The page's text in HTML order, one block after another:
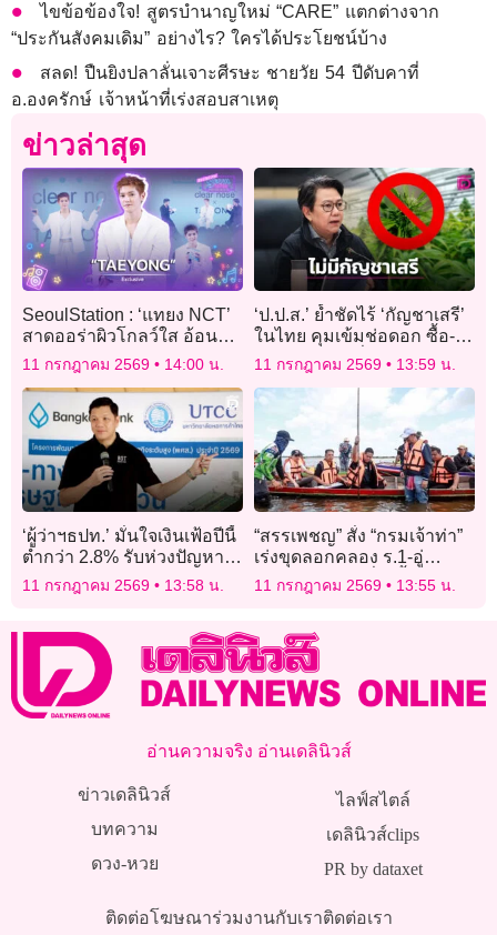
ไขข้อข้องใจ! สูตรบำนาญใหม่ “CARE” แตกต่างจาก
“ประกันสังคมเดิม” อย่างไร? ใครได้ประโยชน์บ้าง
สลด! ปืนยิงปลาลั่นเจาะศีรษะ ชายวัย 54 ปีดับคาที่
อ.องครักษ์ เจ้าหน้าที่เร่งสอบสาเหตุ
ข่าวล่าสุด
SeoulStation : ‘แทยง NCT’
สาดออร่าผิวโกลว์ใส อ้อนคำ
ไทยทำท่า ‘จุ๊บเหมียว’
11 กรกฎาคม 2569 14:00 น.
‘ป.ป.ส.’ ย้ำชัดไร้ ‘กัญชาเสรี’
ในไทย คุมเข้มช่อดอก ซื้อ-
ขาย ต้องมีใบสั่งแพทย์
11 กรกฎาคม 2569 13:59 น.
‘ผู้ว่าฯธปท.’ มั่นใจเงินเฟ้อปีนี้
ต่ำกว่า 2.8% รับห่วงปัญหา
โครงสร้าง กดเศรษฐกิจไทย
11 กรกฎาคม 2569 13:58 น.
“สรรเพชญ” สั่ง “กรมเจ้าท่า”
เร่งขุดลอกคลอง ร.1-อู่
ตะเภา-ร.3 ลดเสี่ยงน้ำท่วม
“สงขลา”
11 กรกฎาคม 2569 13:55 น.
อ่านความจริง อ่านเดลินิวส์
ข่าวเดลินิวส์
บทความ
ดวง-หวย
ไลฟ์สไตล์
เดลินิวส์clips
PR by dataxet
ติดต่อโฆษณาร่วมงานกับเราติดต่อเรา